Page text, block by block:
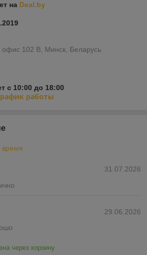
на Deal.by
102 В, Минск, Беларусь
с 10:00 до 18:00
работы
время
31.07.2026
29.06.2026
через корзину